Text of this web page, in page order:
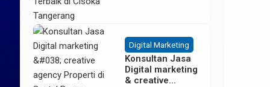
Tangerang
Digital Marketing
Konsultan Jasa
Digital marketing
& creative